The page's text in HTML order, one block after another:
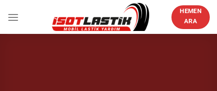
atla
HEMEN
ARA